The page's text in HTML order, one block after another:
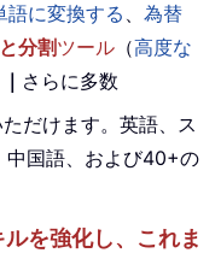
語に変換する、 為替
分割ツール （高度な
｜ さらに多数
だけます。英語、ス
中国語、および40+の
を強化し、これま